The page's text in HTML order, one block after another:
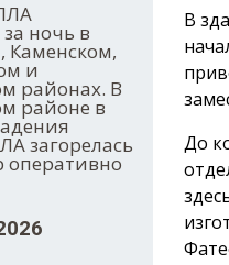
ночь в
Каменском,
и
районах. В
районе в
загорелась
оперативно
В
До